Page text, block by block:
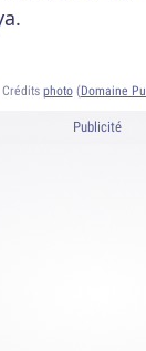
Crédits photo(Domaine
Publicité